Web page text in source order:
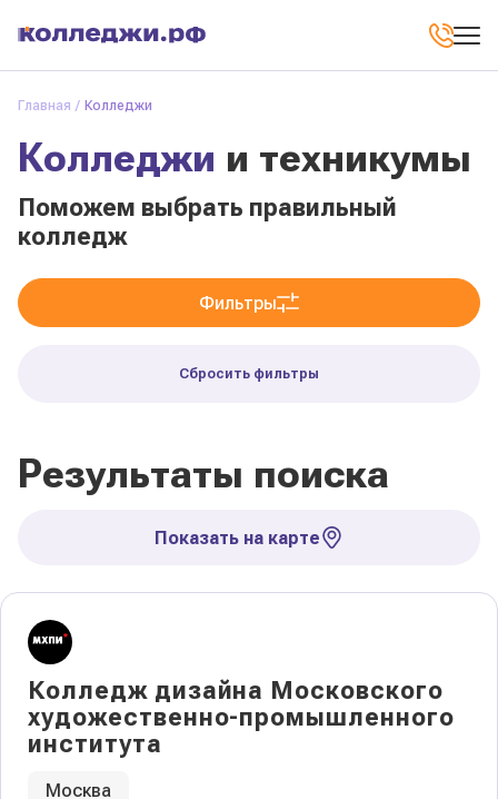
Главная Колледжи
Колледжи и техникумы
Поможем выбрать правильный
колледж
Фильтры
Сбросить фильтры
Результаты поиска
Показать на карте
Колледж дизайна Московского
художественно-промышленного
института
Москва